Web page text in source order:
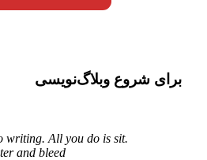
برای شروع وبلاگ‌نویسی
writing. All you do is sit
and bleed